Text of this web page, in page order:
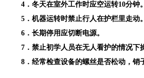
4．冬天在室外工作时应空运转10分钟。
5．机器运转时禁止行人在护栏里走动。
6．长期停用应切断电源。
7．禁止初学人员在无人看护的情况下
8．经常检查设备的螺丝是否松动，销